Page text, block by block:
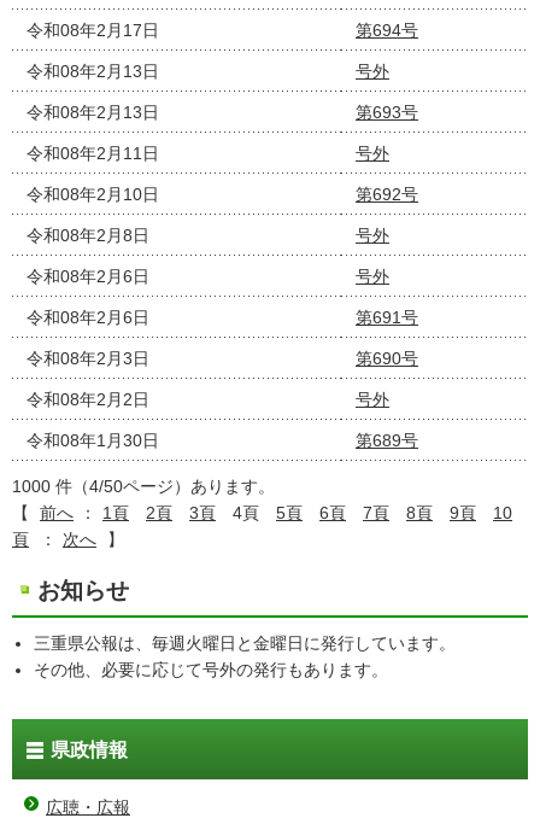
令和08年2月17日 第694号
令和08年2月13日 号外
令和08年2月13日 第693号
令和08年2月11日 号外
令和08年2月10日 第692号
令和08年2月8日 号外
令和08年2月6日 号外
令和08年2月6日 第691号
令和08年2月3日 第690号
令和08年2月2日 号外
令和08年1月30日 第689号
1000 件（4/50ページ）あります。
【
前へ ： 1頁 2頁 3頁 4頁 5頁 6頁 7頁 8頁 9頁
10
頁
： 次へ 】
お知らせ
三重県公報は、毎週火曜日と金曜日に発行しています。
その他、必要に応じて号外の発行もあります。
県政情報
広聴・広報